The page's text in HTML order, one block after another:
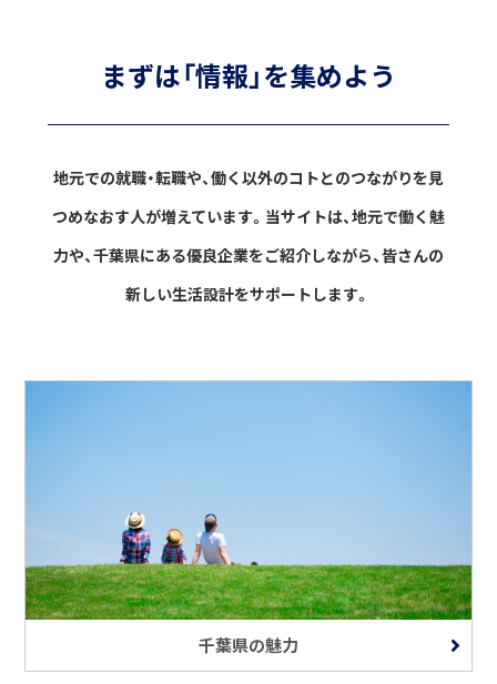
まずは「情報」を集めよう
地元での就職・転職や、働く以外のコトとのつながりを見
つめなおす人が増えています。 当サイトは、地元で働く魅
力や、千葉県にある優良企業をご紹介しながら、皆さんの
新しい生活設計をサポートします。
千葉県の魅力